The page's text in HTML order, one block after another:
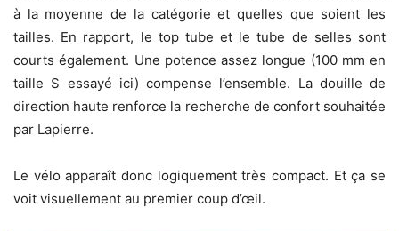
à la moyenne de la catégorie et quelles que soient les
tailles. En rapport, le top tube et le tube de selles sont
courts également. Une potence assez longue (100 mm en
taille S essayé ici) compense l’ensemble. La douille de
direction haute renforce la recherche de confort souhaitée
par Lapierre.
Le vélo apparaît donc logiquement très compact. Et ça se
voit visuellement au premier coup d’œil.